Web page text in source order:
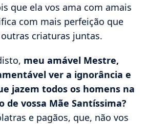
que ela vos ama com amais
com mais perfeição que
criaturas juntas.
meu amável Mestre,
ver a ignorância e
jazem todos os homens na
de vossa Mãe Santíssima?
e pagãos, que, não vos